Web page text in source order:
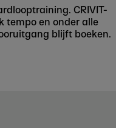
CRIVIT-
tempo en onder alle
blijft boeken.